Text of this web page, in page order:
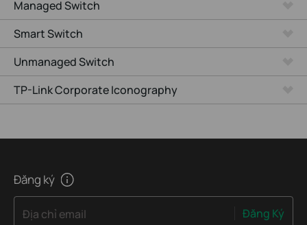
Managed Switch
Smart Switch
Unmanaged Switch
TP-Link Corporate Iconography
Đăng ký
Địa chỉ email Đăng Ký